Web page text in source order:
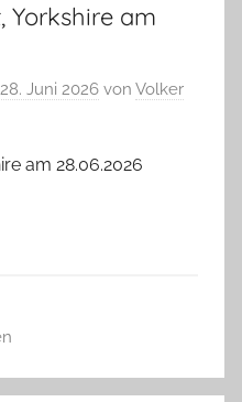
Yorkshire am
Juni 2026 von Volker
am 28.06.2026